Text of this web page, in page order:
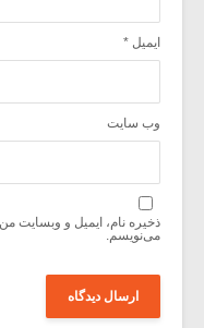
ایمیل *
وب‌ سایت
ذخیره نام، ایمیل و وبسایت
می‌نویسم.